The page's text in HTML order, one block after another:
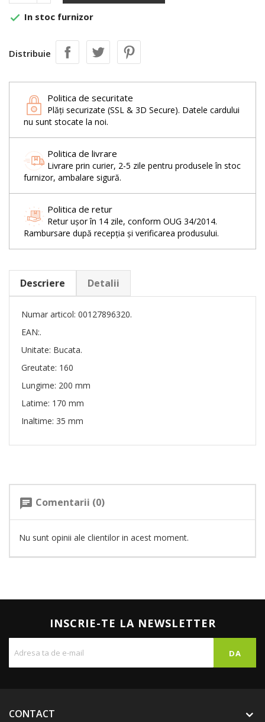
 In stoc furnizor
Distribuie
Politica de securitate
Plăți securizate (SSL & 3D Secure). Datele cardului
nu sunt stocate la noi.
Politica de livrare
Livrare prin curier, 2-5 zile pentru produsele în stoc
furnizor, ambalare sigură.
Politica de retur
Retur ușor în 14 zile, conform OUG 34/2014.
Rambursare după recepția și verificarea produsului.
Descriere Detalii
Numar articol: 00127896320.
EAN:.
Unitate: Bucata.
Greutate: 160
Lungime: 200 mm
Latime: 170 mm
Inaltime: 35 mm
chat Comentarii (0)
Nu sunt opinii ale clientilor in acest moment.
INSCRIE-TE LA NEWSLETTER
CONTACT